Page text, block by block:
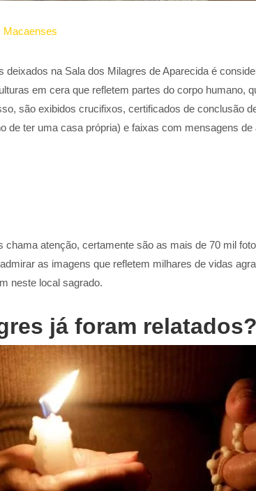
Macaenses
deixados na Sala dos Milagres de Aparecida é
em cera que refletem partes do corpo humano,
são exibidos crucifixos, certificados de conclusão
de ter uma casa própria) e faixas com mensagens
chama atenção, certamente são as mais de 70 mil
as imagens que refletem milhares de vidas
neste local sagrado.
já foram relatados?